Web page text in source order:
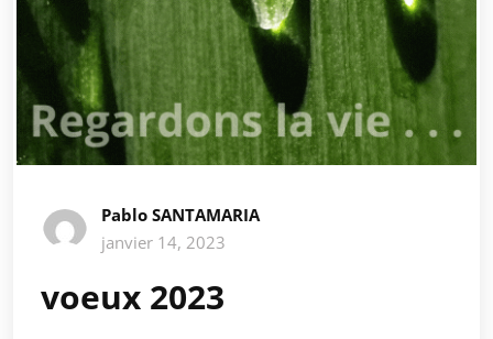
Pablo SANTAMARIA
janvier 14, 2023
voeux 2023